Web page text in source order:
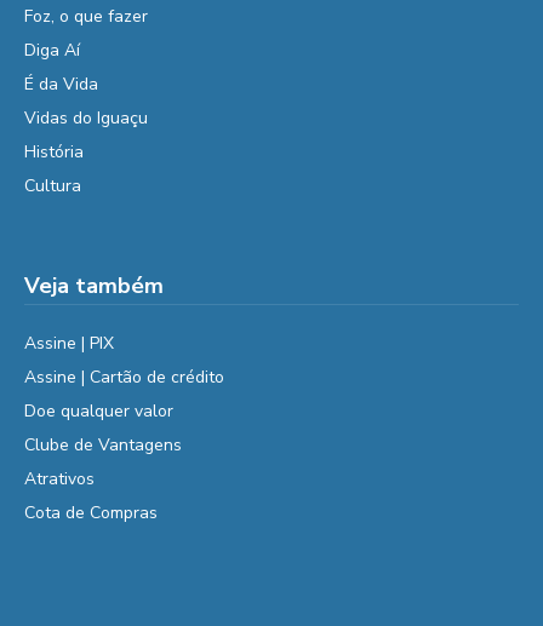
Foz, o que fazer
Diga Aí
É da Vida
Vidas do Iguaçu
História
Cultura
Veja também
Assine | PIX
Assine | Cartão de crédito
Doe qualquer valor
Clube de Vantagens
Atrativos
Cota de Compras